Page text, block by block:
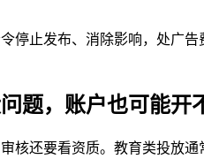
停止发布、消除影响，处广
题，账户也可能开
核还要看资质。教育类投放